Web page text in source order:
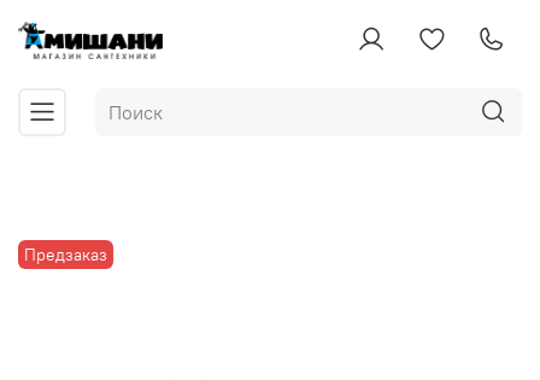
Предзаказ